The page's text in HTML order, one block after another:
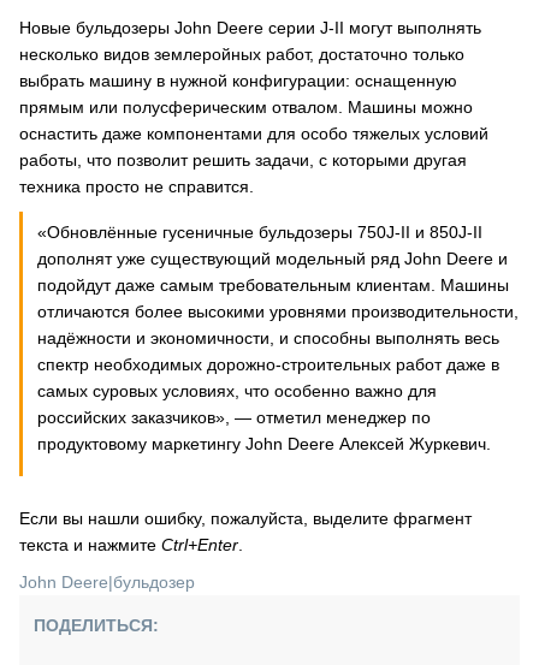
Новые бульдозеры John Deere серии J-II могут выполнять
несколько видов землеройных работ, достаточно только
выбрать машину в нужной конфигурации: оснащенную
прямым или полусферическим отвалом. Машины можно
оснастить даже компонентами для особо тяжелых условий
работы, что позволит решить задачи, с которыми другая
техника просто не справится.
«Обновлённые гусеничные бульдозеры 750J-II и 850J-II
дополнят уже существующий модельный ряд John Deere и
подойдут даже самым требовательным клиентам. Машины
отличаются более высокими уровнями производительности,
надёжности и экономичности, и способны выполнять весь
спектр необходимых дорожно-строительных работ даже в
самых суровых условиях, что особенно важно для
российских заказчиков», — отметил менеджер по
продуктовому маркетингу John Deere Алексей Журкевич.
Если вы нашли ошибку, пожалуйста, выделите фрагмент
текста и нажмите Ctrl+Enter
John Deere|бульдозер
ПОДЕЛИТЬСЯ: